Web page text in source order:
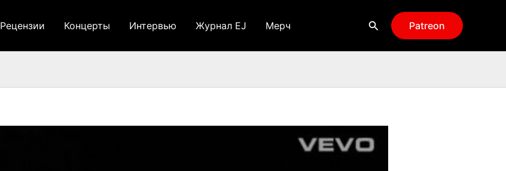
Рецензии Концерты Интервью Журнал EJ Мерч Поиск Patreon